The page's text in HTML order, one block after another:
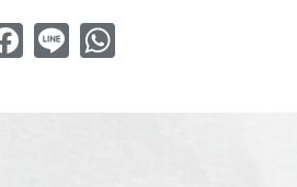
Facebook
Line WhatsApp